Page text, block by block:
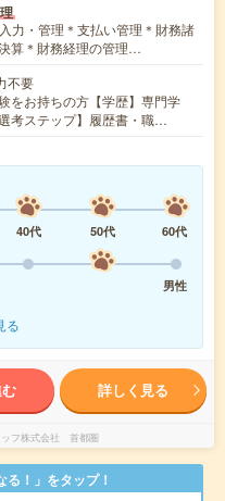
力・管理＊支払い管理＊財務諸
算＊財務経理の管理…
不要
をお持ちの方【学歴】専門学
考ステップ】履歴書・職…
40代 50代
60代
男性
る
詳しく見る
ッフ株式会社 首都圏
！」をタップ！